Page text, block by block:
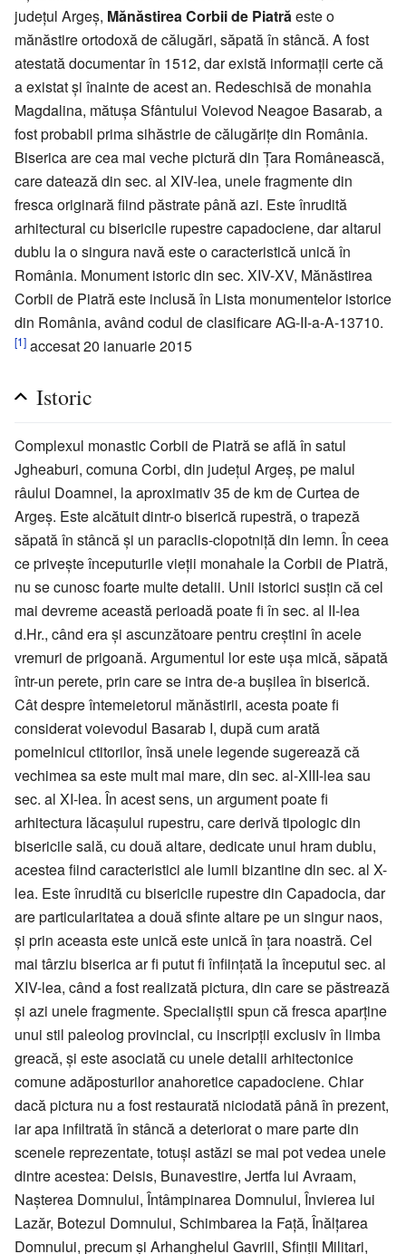
județul Argeș, Mănăstirea Corbii de Piatrăeste o
mănăstire ortodoxă de călugări, săpată în stâncă. A fost
atestată documentar în 1512, dar există informaţii certe că
a existat şi înainte de acest an. Redeschisă de monahia
Magdalina, mătuşa Sfântului Voievod Neagoe Basarab, a
fost probabil prima sihăstrie de călugăriţe din România.
Biserica are cea mai veche pictură din Ţara Românească,
care datează din sec. al XIV-lea, unele fragmente din
fresca originară fiind păstrate până azi. Este înrudită
arhitectural cu bisericile rupestre capadociene, dar altarul
dublu la o singura navă este o caracteristică unică în
România. Monument istoric din sec. XIV-XV, Mănăstirea
Corbii de Piatră este inclusă în Lista monumentelor istorice
din România, având codul de clasificare AG-II-a-A-13710.
[1] accesat 20 ianuarie 2015
Istoric
Complexul monastic Corbii de Piatră se află în satul
Jgheaburi, comuna Corbi, din judeţul Argeş, pe malul
râului Doamnei, la aproximativ 35 de km de Curtea de
Argeş. Este alcătuit dintr-o biserică rupestră, o trapeză
săpată în stâncă şi un paraclis-clopotniţă din lemn. În ceea
ce priveşte începuturile vieţii monahale la Corbii de Piatră,
nu se cunosc foarte multe detalii. Unii istorici susţin că cel
mai devreme această perioadă poate fi în sec. al II-lea
d.Hr., când era şi ascunzătoare pentru creştini în acele
vremuri de prigoană. Argumentul lor este uşa mică, săpată
într-un perete, prin care se intra de-a buşilea în biserică.
Cât despre întemeietorul mănăstirii, acesta poate fi
considerat voievodul Basarab I, după cum arată
pomelnicul ctitorilor, însă unele legende sugerează că
vechimea sa este mult mai mare, din sec. al-XIII-lea sau
sec. al XI-lea. În acest sens, un argument poate fi
arhitectura lăcaşului rupestru, care derivă tipologic din
bisericile sală, cu două altare, dedicate unui hram dublu,
acestea fiind caracteristici ale lumii bizantine din sec. al X-
lea. Este înrudită cu bisericile rupestre din Capadocia, dar
are particularitatea a două sfinte altare pe un singur naos,
şi prin aceasta este unică este unică în ţara noastră. Cel
mai târziu biserica ar fi putut fi înfiinţată la începutul sec. al
XIV-lea, când a fost realizată pictura, din care se păstrează
şi azi unele fragmente. Specialiştii spun că fresca aparţine
unui stil paleolog provincial, cu inscripţii exclusiv în limba
greacă, şi este asociată cu unele detalii arhitectonice
comune adăposturilor anahoretice capadociene. Chiar
dacă pictura nu a fost restaurată niciodată până în prezent,
iar apa infiltrată în stâncă a deteriorat o mare parte din
scenele reprezentate, totuşi astăzi se mai pot vedea unele
dintre acestea: Deisis, Bunavestire, Jertfa lui Avraam,
Naşterea Domnului, Întâmpinarea Domnului, Învierea lui
Lazăr, Botezul Domnului, Schimbarea la Faţă, Înălţarea
Domnului, precum şi Arhanghelul Gavriil, Sfinţii Militari,